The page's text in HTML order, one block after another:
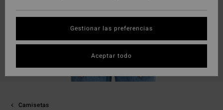
Camisetas
Gestionar las preferencias
Aceptar todo